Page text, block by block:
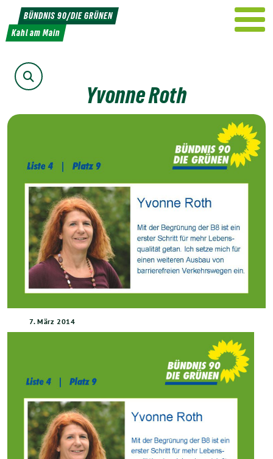
Weiter
zum
Inhalt
BÜNDNIS 90/DIE GRÜNEN
Kahl am Main
Suche
Yvonne Roth
7. März 2014